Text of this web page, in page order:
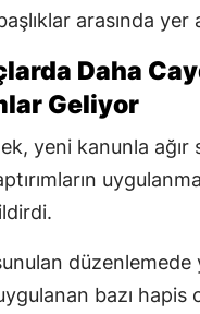
arasında yer
Daha
Geliyor
yeni kanunla ağır
düzenlemede
bazı hapis